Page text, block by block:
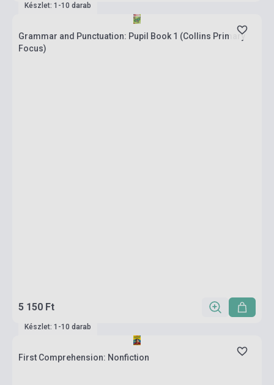
Készlet: 1-10 darab
Grammar and Punctuation: Pupil Book 1 (Collins Primary
Focus)
5 150 Ft
Készlet: 1-10 darab
First Comprehension: Nonfiction